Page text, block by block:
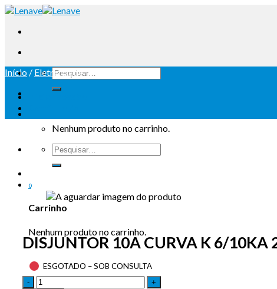
Nenhum produto no carrinho.
0
Carrinho
Nenhum produto no carrinho.
Início / Eletricidade
DISJUNTOR 10A CURVA K 6/10KA
ESGOTADO – SOB CONSULTA